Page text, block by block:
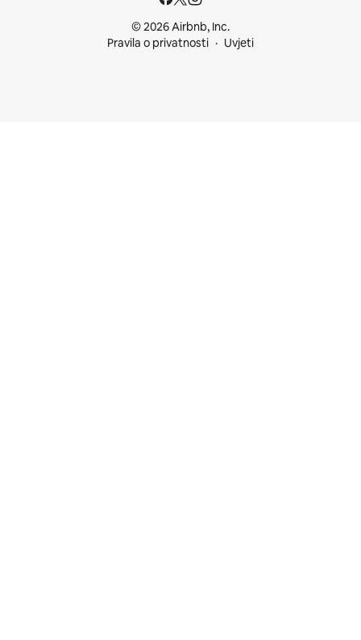
© 2026 Airbnb, Inc.
Pravila o privatnosti
Uvjeti